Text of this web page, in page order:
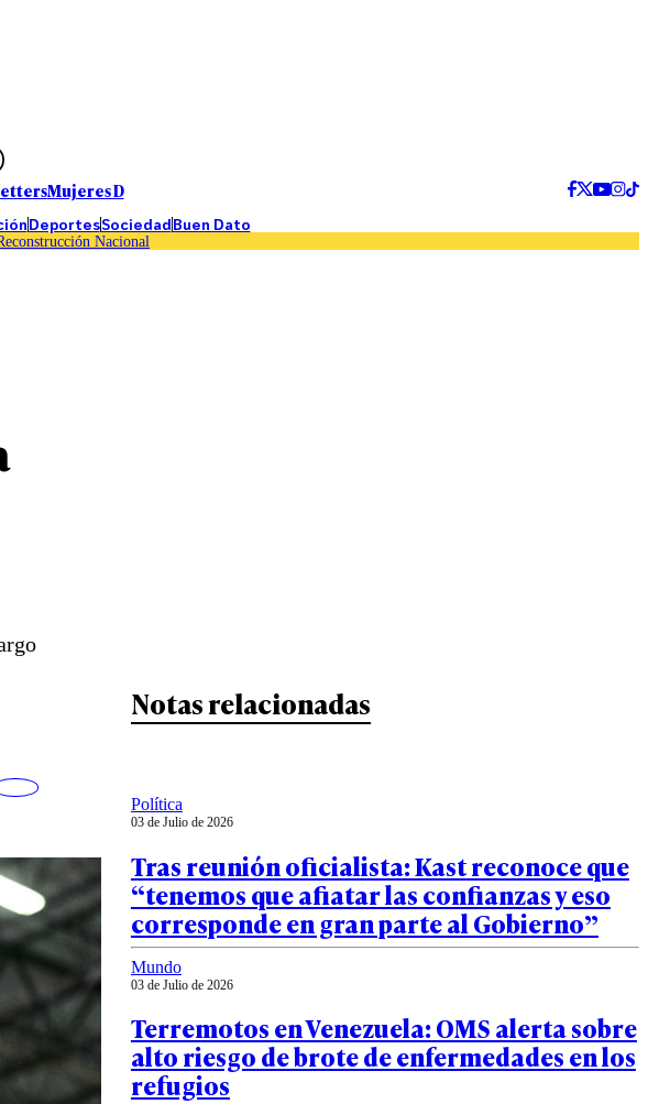
Mujeres D
DeportesSociedadBuen Dato
Nacional
Notas relacionadas
Política
03 de Julio de 2026
Tras reunión oficialista: Kast reconoce que
“tenemos que afiatar las confianzas y eso
corresponde en gran parte al Gobierno”
Mundo
03 de Julio de 2026
Terremotos en Venezuela: OMS alerta sobre
alto riesgo de brote de enfermedades en los
refugios